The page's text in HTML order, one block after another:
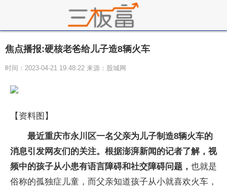
焦点播报:硬核老爸给儿子造8辆火车
时间：2023-04-21 19:48:22 来源：股城网
【资料图】
最近重庆市永川区一名父亲为儿子制造8辆火车的
消息引发网友们的关注。根据澎湃新闻的记者了解，视
频中的孩子从小患有语言障碍和社交障碍问题， 也就是
俗称的孤独症儿童，而父亲知道孩子从小就喜欢火车，